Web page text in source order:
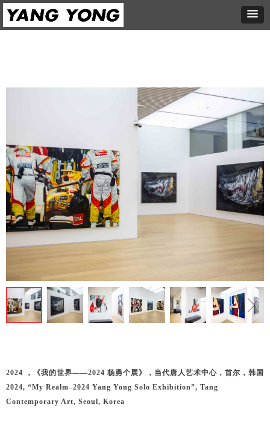
ꁆ ꁇ
2024 ，《我的世界——2024 杨勇个展》，当代唐人艺术中心，首尔，韩国
2024, “My Realm–2024 Yang Yong Solo Exhibition”, Tang
Contemporary Art, Seoul, Korea